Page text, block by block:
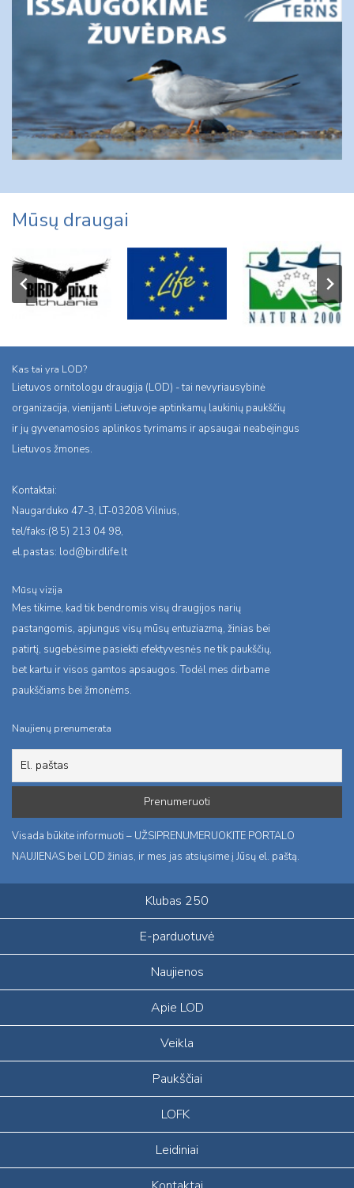
Mūsų draugai
Kas tai yra LOD?
Lietuvos ornitologu draugija (LOD) - tai nevyriausybinė
organizacija, vienijanti Lietuvoje aptinkamų laukinių paukščių
ir jų gyvenamosios aplinkos tyrimams ir apsaugai neabejingus
Lietuvos žmones.
Kontaktai:
Naugarduko 47-3, LT-03208 Vilnius,
tel/faks:(8 5) 213 04 98,
el.pastas: lod@birdlife.lt
Mūsų vizija
Mes tikime, kad tik bendromis visų draugijos narių
pastangomis, apjungus visų mūsų entuziazmą, žinias bei
patirtį, sugebėsime pasiekti efektyvesnės ne tik paukščių,
bet kartu ir visos gamtos apsaugos. Todėl mes dirbame
paukščiams bei žmonėms.
Naujienų prenumerata
Visada būkite informuoti – UŽSIPRENUMERUOKITE PORTALO
NAUJIENAS bei LOD žinias, ir mes jas atsiųsime į Jūsų el. paštą.
Klubas 250
E-parduotuvė
Naujienos
Apie LOD
Veikla
Paukščiai
LOFK
Leidiniai